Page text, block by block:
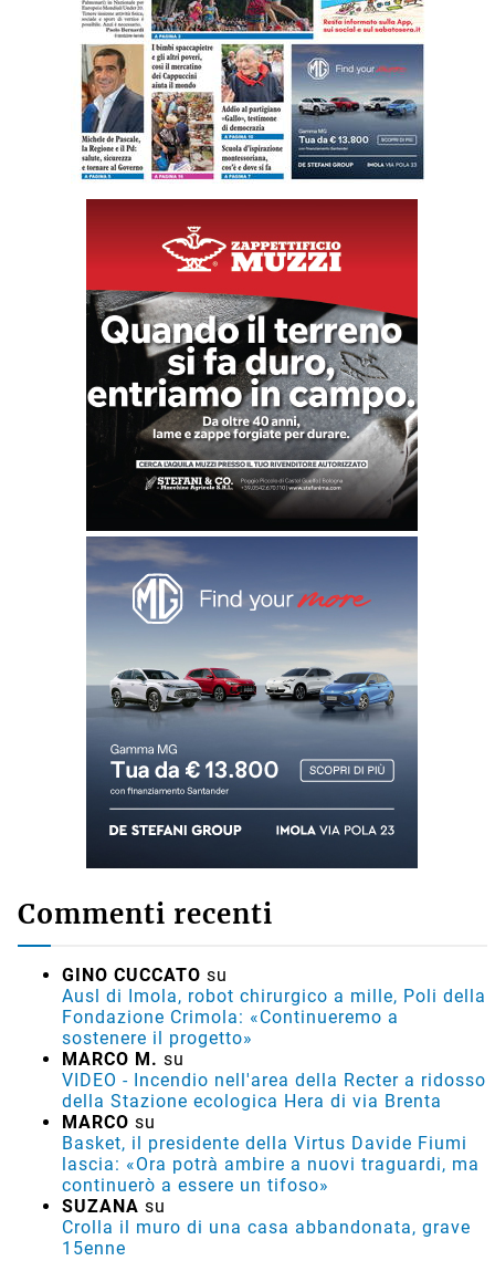
Commenti recenti
GINO CUCCATO su
Ausl di Imola, robot chirurgico a mille, Poli della
Fondazione Crimola: «Continueremo a
sostenere il progetto»
MARCO M. su
VIDEO - Incendio nell'area della Recter a ridosso
della Stazione ecologica Hera di via Brenta
MARCO su
Basket, il presidente della Virtus Davide Fiumi
lascia: «Ora potrà ambire a nuovi traguardi, ma
continuerò a essere un tifoso»
SUZANA su
Crolla il muro di una casa abbandonata, grave
15enne